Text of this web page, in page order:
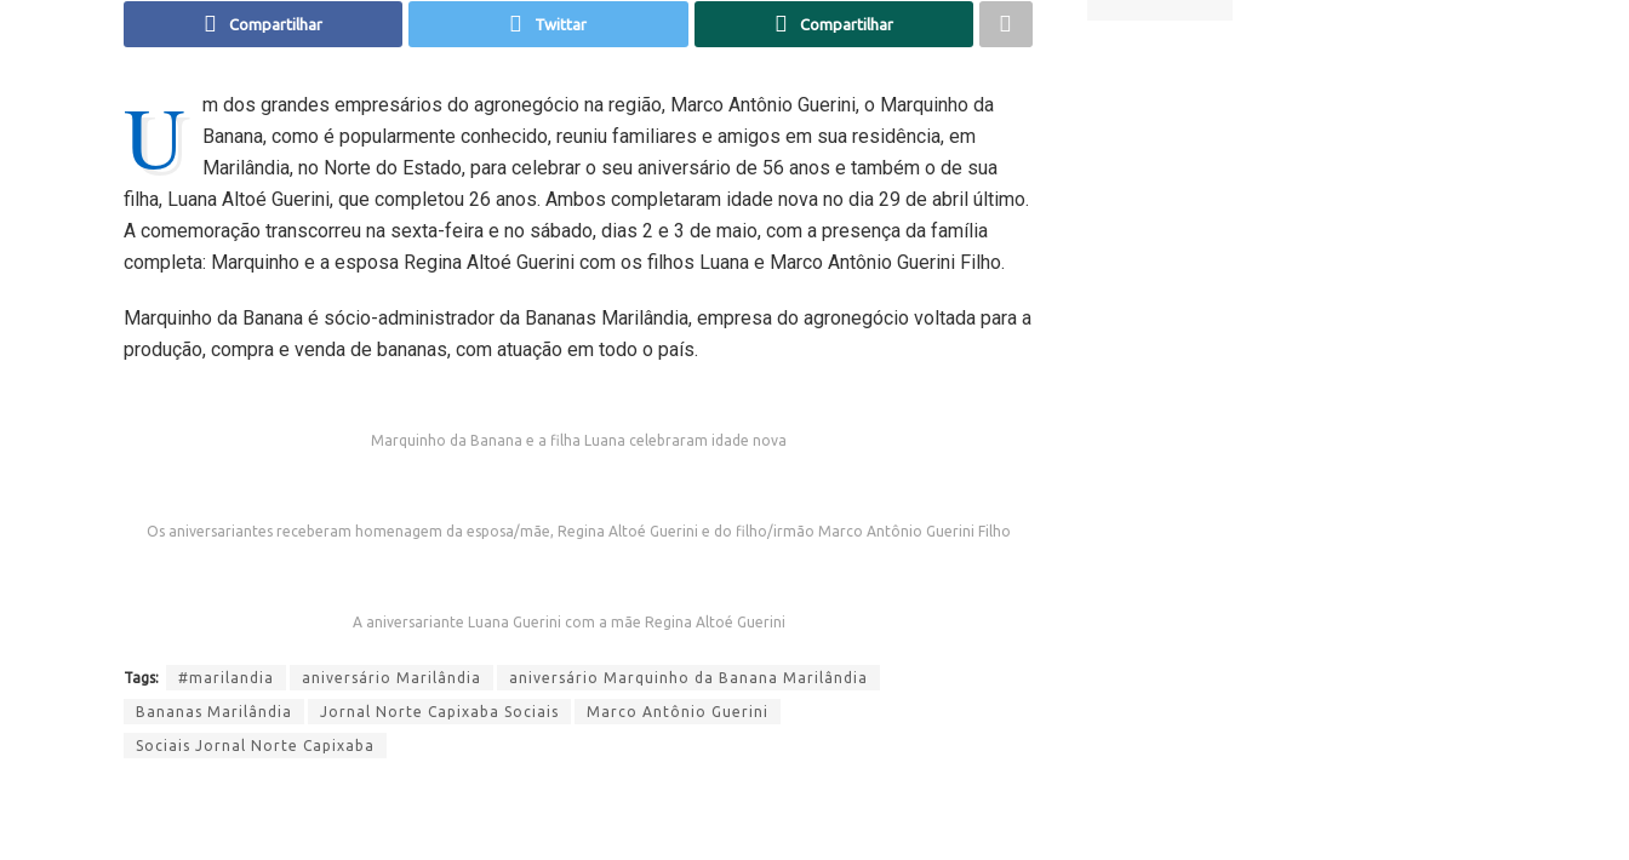
Compartilhar Twittar Compartilhar
U
m dos grandes empresários do agronegócio na região, Marco Antônio Guerini, o Marquinho da
Banana, como é popularmente conhecido, reuniu familiares e amigos em sua residência, em
Marilândia, no Norte do Estado, para celebrar o seu aniversário de 56 anos e também o de sua
filha, Luana Altoé Guerini, que completou 26 anos. Ambos completaram idade nova no dia 29 de abril último.
A comemoração transcorreu na sexta-feira e no sábado, dias 2 e 3 de maio, com a presença da família
completa: Marquinho e a esposa Regina Altoé Guerini com os filhos Luana e Marco Antônio Guerini Filho.
Marquinho da Banana é sócio-administrador da Bananas Marilândia, empresa do agronegócio voltada para a
produção, compra e venda de bananas, com atuação em todo o país.
Marquinho da Banana e a filha Luana celebraram idade nova
Os aniversariantes receberam homenagem da esposa/mãe, Regina Altoé Guerini e do filho/irmão Marco Antônio Guerini Filho
A aniversariante Luana Guerini com a mãe Regina Altoé Guerini
Tags: #marilandia aniversário Marilândia aniversário Marquinho da Banana Marilândia
Bananas Marilândia Jornal Norte Capixaba Sociais Marco Antônio Guerini
Sociais Jornal Norte Capixaba